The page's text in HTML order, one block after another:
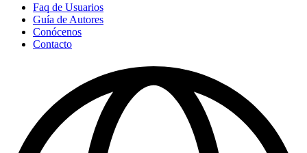
Faq de Usuarios
Guía de Autores
Conócenos
Contacto